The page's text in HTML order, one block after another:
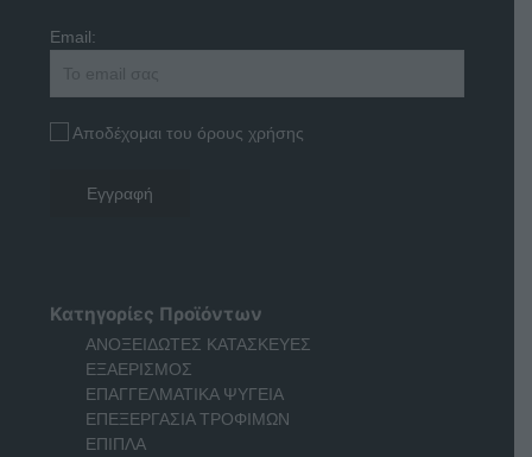
Email:
Αποδέχομαι του όρους χρήσης
Κατηγορίες Προϊόντων
ΑΝΟΞΕΙΔΩΤΕΣ ΚΑΤΑΣΚΕΥΕΣ
ΕΞΑΕΡΙΣΜΟΣ
ΕΠΑΓΓΕΛΜΑΤΙΚΑ ΨΥΓΕΙΑ
ΕΠΕΞΕΡΓΑΣΙΑ ΤΡΟΦΙΜΩΝ
ΕΠΙΠΛΑ